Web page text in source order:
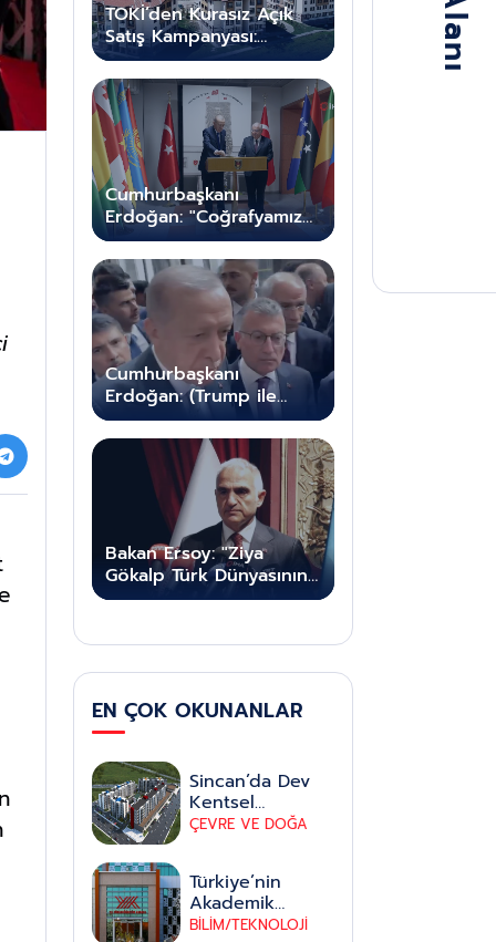
TOKİ’den Kurasız Açık
Satış Kampanyası:
Ankara Dahil 64 İlde 20
Bin Konut Kira Öder Gibi
Satılacak
Cumhurbaşkanı
Erdoğan: "Coğrafyamız
üzerinde istilacı
heveslerle coğrafyamız
üzerinde ameliyat
yapmaya yeltenenler
karşılarında Türkiye'yi
bulacaktır"
Cumhurbaşkanı
Erdoğan: (Trump ile
görüşme) "Daha
görüşmedik"
Bakan Ersoy: "Ziya
Gökalp Türk Dünyasının
Kültürel Vizyon
EN ÇOK OKUNANLAR
Sincan’da Dev
Kentsel
Dönüşüm
Baştan
Yenileniyor
ÇEVRE VE DOĞA
Türkiye’nin
Akademik
Geleceğinde
BİLİM/TEKNOLOJİ